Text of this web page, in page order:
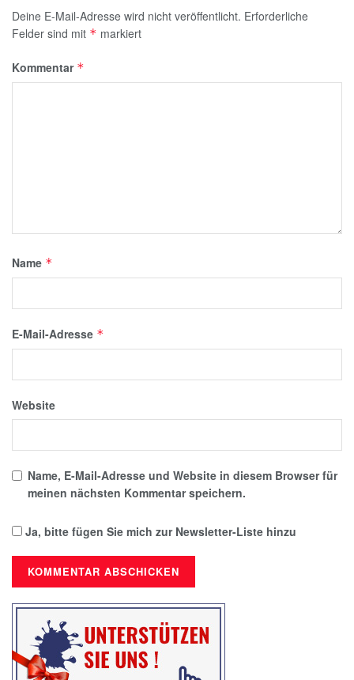
Deine E-Mail-Adresse wird nicht veröffentlicht. Erforderliche
Felder sind mit * markiert
Kommentar *
Name *
E-Mail-Adresse *
Website
Name, E-Mail-Adresse und Website in diesem Browser für
meinen nächsten Kommentar speichern.
Ja, bitte fügen Sie mich zur Newsletter-Liste hinzu